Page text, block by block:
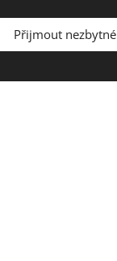
Přijmout nezbytné